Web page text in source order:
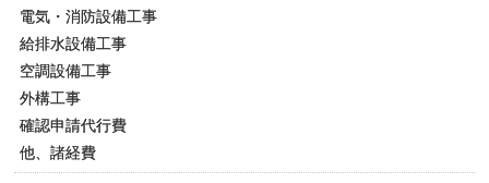
電気・消防設備工事
給排水設備工事
空調設備工事
外構工事
確認申請代行費
他、諸経費